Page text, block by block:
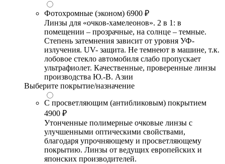
Фотохромные (эконом) 6900 ₽
Линзы для «очков-хамелеонов». 2 в 1: в
помещении – прозрачные, на солнце – темные.
Степень затемнения зависит от уровня УФ-
излучения. UV- защита. Не темнеют в машине, т.к.
лобовое стекло автомобиля слабо пропускает
ультрафиолет. Качественные, проверенные линзы
производства Ю.-В. Азии
Выберите покрытие/назначение
С просветляющим (антибликовым) покрытием
4900 ₽
Утонченные полимерные очковые линзы с
улучшенными оптическими свойствами,
благодаря упрочняющему и просветляющему
покрытию. Линзы от ведущих европейских и
японских производителей.